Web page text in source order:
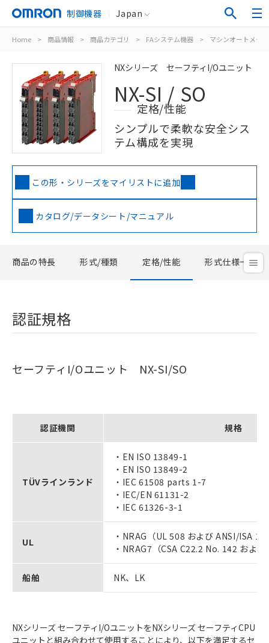
制御機器 Japan
Home > 商品情報 > 商品カテゴリ > FAシステム機器 > マシンオートメー
NXシリーズ セーフティI/Oユニット
NX-SI / SO
定格/性能
シンプルで柔軟な安全シス
テム構成を実現
この形・シリーズをマイリストに追加
カタログ/データシート/マニュアル
商品の特長 形式/種類 定格/性能 形式仕様一覧
認証規格
セーフティI/Oユニット NX-SI/SO
認証機関 規格
TÜVラインランド
・EN ISO 13849-1
・EN ISO 13849-2
・IEC 61508 parts 1-7
・IEC/EN 61131-2
・IEC 61326-3-1
UL
・NRAG（UL 508 および ANSI/ISA
・NRAG7（CSA C22.2 No. 142 およ
船舶 NK、LK
NXシリーズ セーフティI/OユニットをNXシリーズ セーフティCPU
ユニットと組み合わせて使用することにより、以下を満足するセ